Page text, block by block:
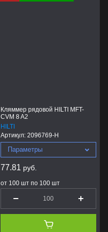
Кляммер рядовой HILTI MFT-
CVM 8 A2
HILTI
Артикул: 2096769-H
Параметры
77.81 руб.
от 100 шт по 100 шт